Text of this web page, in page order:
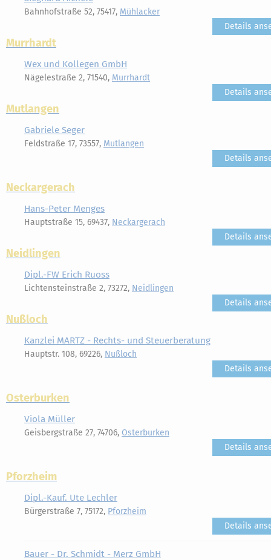
Bahnhofstraße 52, 75417, Mühlacker
Details
Murrhardt
Wex und Kollegen GmbH
Nägelestraße 2, 71540, Murrhardt
Details
Mutlangen
Gabriele Seger
Feldstraße 17, 73557, Mutlangen
Details
Neckargerach
Hans-Peter Menges
Hauptstraße 15, 69437, Neckargerach
Details
Neidlingen
Dipl.-FW Erich Ruoss
Lichtensteinstraße 2, 73272, Neidlingen
Details
Nußloch
Kanzlei MARTZ - Rechts- und Steuerberatung
Hauptstr. 108, 69226, Nußloch
Details
Osterburken
Viola Müller
Geisbergstraße 27, 74706, Osterburken
Details
Pforzheim
Dipl.-Kauf. Ute Lechler
Bürgerstraße 7, 75172, Pforzheim
Details
Bauer - Dr. Schmidt - Merz GmbH